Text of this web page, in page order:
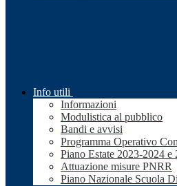
Info utili
Informazioni
Modulistica al pubblico
Bandi e avvisi
Programma Operativo
Piano Estate 2023-2024 e
Attuazione misure PNRR
Piano Nazionale Scuola